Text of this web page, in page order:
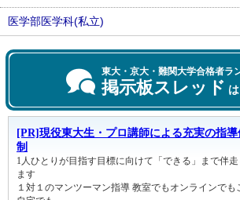
医学部医学科(私立)
東大・京大・難関大学合格者ラ
掲示板スレッド